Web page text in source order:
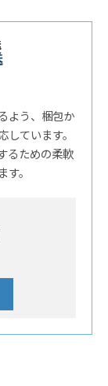
よう、梱包か
ています。
るための柔軟
。